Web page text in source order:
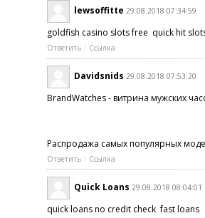
lewsoffitte 29.08.2018 07:34:59
goldfish casino slots free quick hit
Ответить Ссылка
Davidsnids 29.08.2018 07:53:20
BrandWatches - витрина мужских
Распродажа самых популярных
Ответить Ссылка
Quick Loans 29.08.2018 08:04:01
quick loans no credit check fast loans